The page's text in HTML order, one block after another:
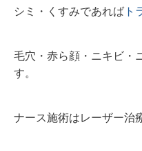
シミ・くすみであれば ト
毛穴・赤ら顔・ニキビ・
す。
ナース施術はレーザー治